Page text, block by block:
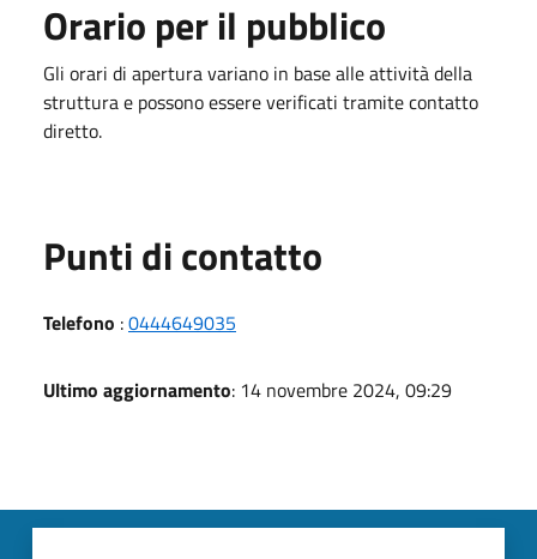
Orario per il pubblico
Gli orari di apertura variano in base alle attività della
struttura e possono essere verificati tramite contatto
diretto.
Punti di contatto
Telefono :0444649035
Ultimo aggiornamento: 14 novembre 2024, 09:29